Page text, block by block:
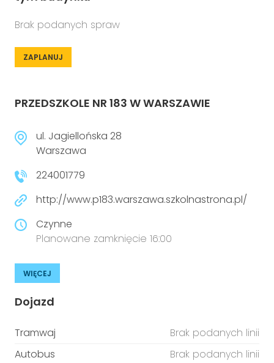
Brak podanych spraw
ZAPLANUJ
PRZEDSZKOLE NR 183 W WARSZAWIE
ul. Jagiellońska 28
Warszawa
224001779
http://www.p183.warszawa.szkolnastrona.pl/
Czynne
Planowane zamknięcie 16:00
WIĘCEJ
Dojazd
Tramwaj
Brak podanych linii
Autobus
Brak podanych linii